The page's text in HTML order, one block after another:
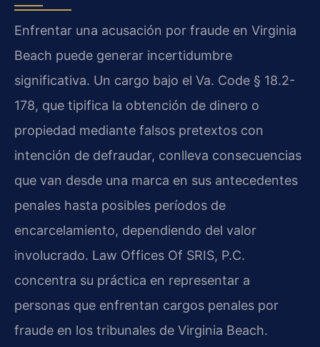
Enfrentar una acusación por fraude en Virginia
Beach puede generar incertidumbre
significativa. Un cargo bajo el Va. Code § 18.2-
178, que tipifica la obtención de dinero o
propiedad mediante falsos pretextos con
intención de defraudar, conlleva consecuencias
que van desde una marca en sus antecedentes
penales hasta posibles períodos de
encarcelamiento, dependiendo del valor
involucrado. Law Offices Of SRIS, P.C.
concentra su práctica en representar a
personas que enfrentan cargos penales por
fraude en los tribunales de Virginia Beach.